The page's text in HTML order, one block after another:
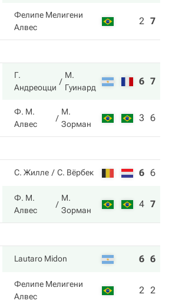
Фелипе Мелигени
Алвес
2 7
Г.
Андреоцци
М.
Гуинард
6 7
Ф. М.
Алвес
М.
Зорман
3 6
С. Жилле С. Вёрбек 6 6
Ф. М.
Алвес
М.
Зорман
4 7
Lautaro Midon 6 6
Фелипе Мелигени
Алвес
2 2